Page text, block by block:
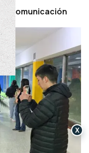
y Comunicación
X